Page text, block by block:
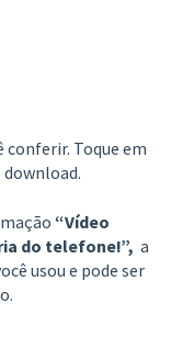
conferir. Toque em
download.
“Vídeo
do telefone!”, a
usou e pode ser